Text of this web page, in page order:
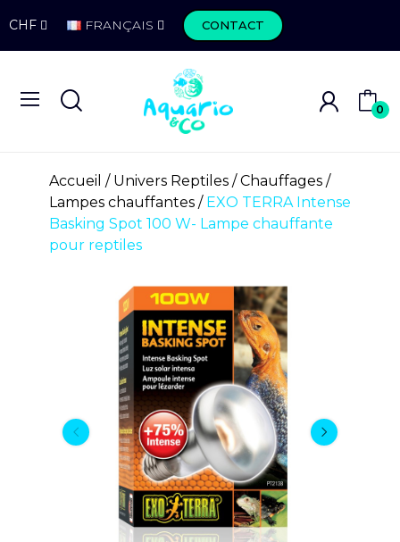
CHF FRANÇAIS CONTACT
0
Accueil Univers Reptiles
Chauffages
Lampes chauffantes
EXO TERRA Intense
Basking Spot 100 W- Lampe chauffante
pour reptiles